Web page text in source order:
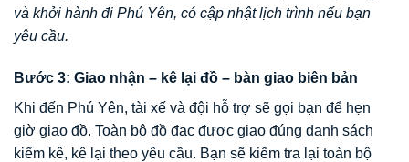
và khởi hành đi Phú Yên, có cập nhật lịch trình nếu bạn
yêu cầu.
Bước 3: Giao nhận – kê lại đồ – bàn giao biên bản
Khi đến Phú Yên, tài xế và đội hỗ trợ sẽ gọi bạn để hẹn
giờ giao đồ. Toàn bộ đồ đạc được giao đúng danh sách
kiểm kê, kê lại theo yêu cầu. Bạn sẽ kiểm tra lại toàn bộ